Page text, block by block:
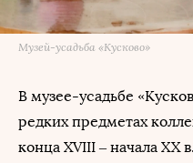
Музей-усадьба «Кусково»
В музее-усадьбе
редких предметах
конца XVIII – начала